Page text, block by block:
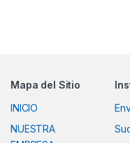
Mapa del Sitio
INICIO
NUESTRA